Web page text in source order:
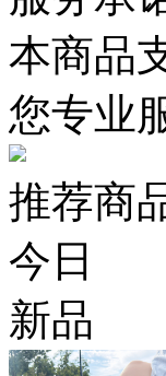
本商品
您专业
推荐商
今日
新品